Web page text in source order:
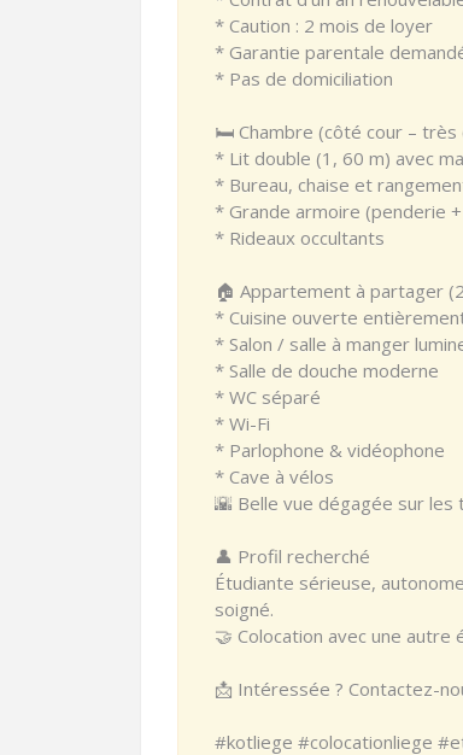
* Caution : 2 mois de loyer
* Garantie parentale
* Pas de domiciliation
🛏️ Chambre (côté cour – très
* Lit double (1, 60 m) avec
* Bureau, chaise et
* Grande armoire (penderie
* Rideaux occultants
🏠 Appartement à partager
* Cuisine ouverte
* Salon / salle à manger
* Salle de douche moderne
* WC séparé
* Wi-Fi
* Parlophone & vidéophone
* Cave à vélos
🌇 Belle vue dégagée sur
👤 Profil recherché
Étudiante sérieuse,
soigné.
🤝 Colocation avec une autre
📩 Intéressée ? Contactez-
#kotliege #colocationliege